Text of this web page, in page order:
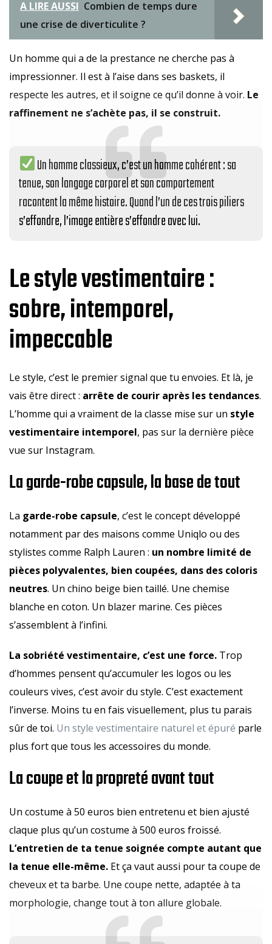
A LIRE AUSSI Combien de temps dure
une crise de diverticulite ?
Un homme qui a de la prestance ne cherche pas à
impressionner. Il est à l’aise dans ses baskets, il
respecte les autres, et il soigne ce qu’il donne à voir. Le
raffinement ne s’achète pas, il se construit.
Un homme classieux, c’est un homme cohérent : sa
tenue, son langage corporel et son comportement
racontent la même histoire. Quand l’un de ces trois piliers
s’effondre, l’image entière s’effondre avec lui.
Le style vestimentaire :
sobre, intemporel,
impeccable
Le style, c’est le premier signal que tu envoies. Et là, je
vais être direct : arrête de courir après les tendances.
L’homme qui a vraiment de la classe mise sur un style
vestimentaire intemporel, pas sur la dernière pièce
vue sur Instagram.
La garde-robe capsule, la base de tout
La garde-robe capsule, c’est le concept développé
notamment par des maisons comme Uniqlo ou des
stylistes comme Ralph Lauren : un nombre limité de
pièces polyvalentes, bien coupées, dans des coloris
neutres. Un chino beige bien taillé. Une chemise
blanche en coton. Un blazer marine. Ces pièces
s’assemblent à l’infini.
La sobriété vestimentaire, c’est une force. Trop
d’hommes pensent qu’accumuler les logos ou les
couleurs vives, c’est avoir du style. C’est exactement
l’inverse. Moins tu en fais visuellement, plus tu parais
sûr de toi. Un style vestimentaire naturel et épuré parle
plus fort que tous les accessoires du monde.
La coupe et la propreté avant tout
Un costume à 50 euros bien entretenu et bien ajusté
claque plus qu’un costume à 500 euros froissé.
L’entretien de ta tenue soignée compte autant que
la tenue elle-même. Et ça vaut aussi pour ta coupe de
cheveux et ta barbe. Une coupe nette, adaptée à ta
morphologie, change tout à ton allure globale.